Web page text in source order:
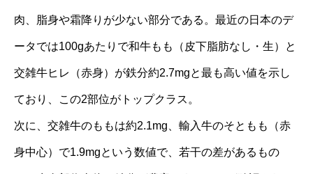
肉、脂身や霜降りが少ない部分である。最近の日本のデ
ータでは100gあたりで和牛もも（皮下脂肪なし・生）と
交雑牛ヒレ（赤身）が鉄分約2.7mgと最も高い値を示し
ており、この2部位がトップクラス。
次に、交雑牛のももは約2.1mg、輸入牛のそともも（赤
身中心）で1.9mgという数値で、若干の差があるもの